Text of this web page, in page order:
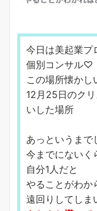
今日は美起業プ
個別コンサル♡
この場所懐か
12月25日のク
いした場所
あっというまで
今までにない
自分1人だと
やることがわか
遠回りしてしま